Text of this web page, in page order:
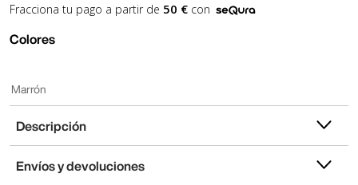
Fracciona tu pago a partir de 50 € con
Colores
Marrón
Descripción
Envíos y devoluciones